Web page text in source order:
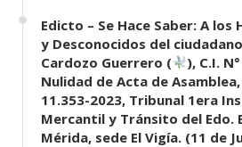
Edicto – Se Hace Saber: A
y Desconocidos del
Cardozo Guerrero (
), C.I.
Nulidad de Acta de
11.353-2023, Tribunal 1era
Mercantil y Tránsito del Edo.
Mérida, sede El Vigía. (11 de